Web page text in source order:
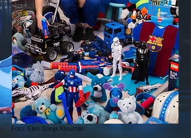
Foto: Elen Sonja Klouman